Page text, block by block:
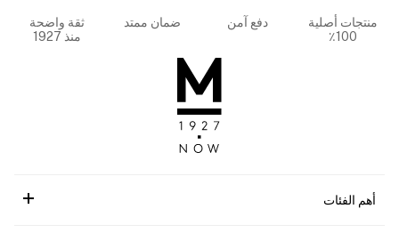
منتجات أصلية
100٪
دفع آمن ضمان ممتد
ثقة واضحة
منذ 1927
أهم الفئات